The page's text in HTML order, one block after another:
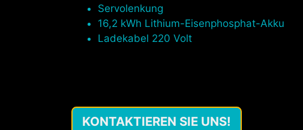
Servolenkung
16,2 kWh Lithium-Eisenphosphat-Akku
Ladekabel 220 Volt
KONTAKTIEREN SIE UNS!